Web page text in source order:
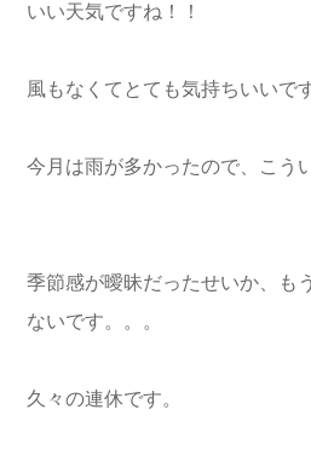
いい天気ですね！！
風もなくてとても気持ちいいで
今月は雨が多かったので、こう
季節感が曖昧だったせいか、も
ないです。。。
久々の連休です。